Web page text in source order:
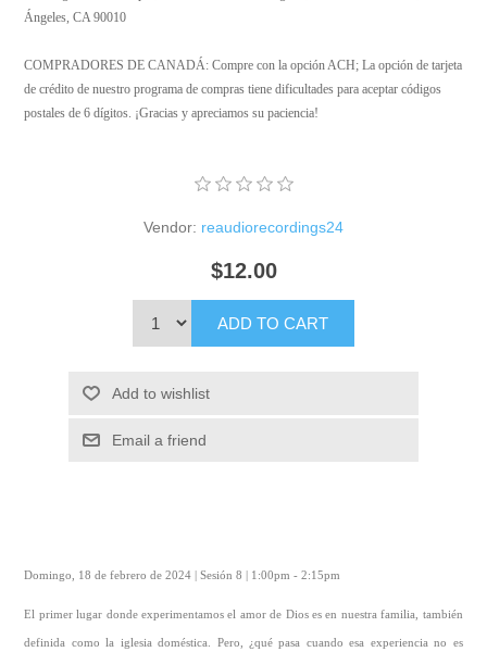
Ángeles, CA 90010
COMPRADORES DE CANADÁ: Compre con la opción ACH; La opción de tarjeta
de crédito de nuestro programa de compras tiene dificultades para aceptar códigos
postales de 6 dígitos. ¡Gracias y apreciamos su paciencia!
Vendor: reaudiorecordings24
$12.00
ADD TO CART
Add to wishlist
Email a friend
Domingo, 18 de febrero de 2024 | Sesión 8 | 1:00pm - 2:15pm
El primer lugar donde experimentamos el amor de Dios es en nuestra familia, también
definida como la iglesia doméstica. Pero, ¿qué pasa cuando esa experiencia no es